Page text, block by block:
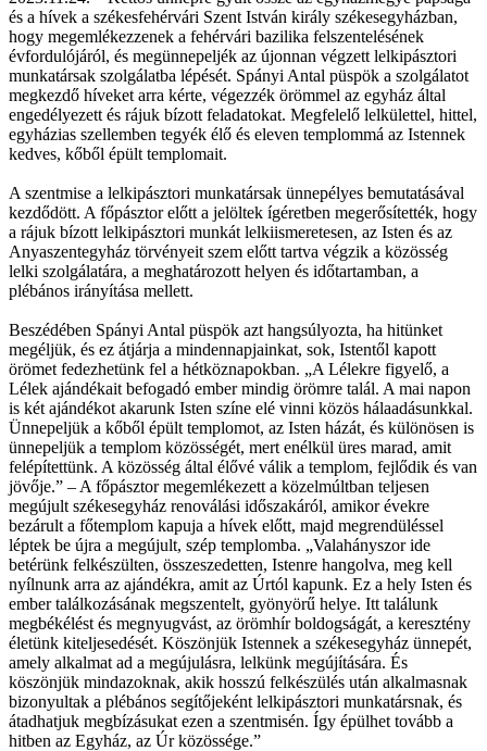
és a hívek a székesfehérvári Szent István király székesegyházban,
hogy megemlékezzenek a fehérvári bazilika felszentelésének
évfordulójáról, és megünnepeljék az újonnan végzett lelkipásztori
munkatársak szolgálatba lépését. Spányi Antal püspök a szolgálatot
megkezdő híveket arra kérte, végezzék örömmel az egyház által
engedélyezett és rájuk bízott feladatokat. Megfelelő lelkülettel, hittel,
egyházias szellemben tegyék élő és eleven templommá az Istennek
kedves, kőből épült templomait.
A szentmise a lelkipásztori munkatársak ünnepélyes bemutatásával
kezdődött. A főpásztor előtt a jelöltek ígéretben megerősítették, hogy
a rájuk bízott lelkipásztori munkát lelkiismeretesen, az Isten és az
Anyaszentegyház törvényeit szem előtt tartva végzik a közösség
lelki szolgálatára, a meghatározott helyen és időtartamban, a
plébános irányítása mellett.
Beszédében Spányi Antal püspök azt hangsúlyozta, ha hitünket
megéljük, és ez átjárja a mindennapjainkat, sok, Istentől kapott
örömet fedezhetünk fel a hétköznapokban. „A Lélekre figyelő, a
Lélek ajándékait befogadó ember mindig örömre talál. A mai napon
is két ajándékot akarunk Isten színe elé vinni közös hálaadásunkkal.
Ünnepeljük a kőből épült templomot, az Isten házát, és különösen is
ünnepeljük a templom közösségét, mert enélkül üres marad, amit
felépítettünk. A közösség által élővé válik a templom, fejlődik és van
jövője.” – A főpásztor megemlékezett a közelmúltban teljesen
megújult székesegyház renoválási időszakáról, amikor évekre
bezárult a főtemplom kapuja a hívek előtt, majd megrendüléssel
léptek be újra a megújult, szép templomba. „Valahányszor ide
betérünk felkészülten, összeszedetten, Istenre hangolva, meg kell
nyílnunk arra az ajándékra, amit az Úrtól kapunk. Ez a hely Isten és
ember találkozásának megszentelt, gyönyörű helye. Itt találunk
megbékélést és megnyugvást, az örömhír boldogságát, a keresztény
életünk kiteljesedését. Köszönjük Istennek a székesegyház ünnepét,
amely alkalmat ad a megújulásra, lelkünk megújítására. És
köszönjük mindazoknak, akik hosszú felkészülés után alkalmasnak
bizonyultak a plébános segítőjeként lelkipásztori munkatársnak, és
átadhatjuk megbízásukat ezen a szentmisén. Így épülhet tovább a
hitben az Egyház, az Úr közössége.”